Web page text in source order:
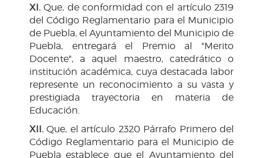
XI. Que, de conformidad con el artículo 2319
del Código Reglamentario para el Municipio
de Puebla, el Ayuntamiento del Municipio de
Puebla, entregará el Premio al "Merito
Docente", a aquel maestro, catedrático o
institución académica, cuya destacada labor
represente un reconocimiento a su vasta y
prestigiada trayectoria en materia de
Educación.
XII. Que, el artículo 2320 Párrafo Primero del
Código Reglamentario para el Municipio de
Puebla establece que el Ayuntamiento del